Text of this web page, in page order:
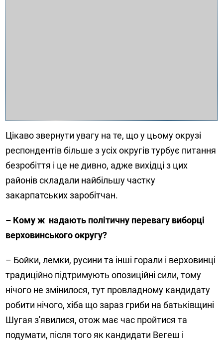
Цікаво звернути увагу на те, що у цьому окрузі
респондентів більше з усіх округів турбує питання
безробіття і це не дивно, адже вихідці з цих
районів складали найбільшу частку
закарпатських заробітчан.
– Кому ж надають політичну перевагу виборці
верховинського округу?
– Бойки, лемки, русини та інші горали і верховинці
традиційно підтримують опозиційні сили, тому
нічого не змінилося, тут провладному кандидату
робити нічого, хіба що зараз гриби на батьківщині
Шугая з'явилися, отож має час пройтися та
подумати, після того як кандидати Вегеш і